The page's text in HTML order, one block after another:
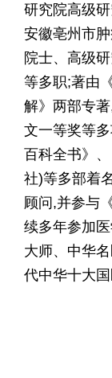
研究院高级
安徽亳州市
院士、高级
等多职;著由
解》两部专
文一等奖等
百科全书》
社)等多部着
顾问,并参与
续多年参加
大师、中华
代中华十大国